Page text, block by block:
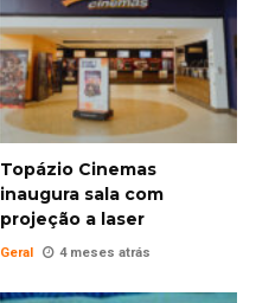
Topázio Cinemas
inaugura sala com
projeção a laser
Geral 4 meses atrás